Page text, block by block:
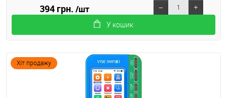
394 грн./шт
У кошик
Хіт продажу